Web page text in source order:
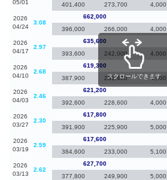
05/01
401,400
273,700 4,000
2026
04/24
3.08
662,000
396,000
266,000 4,000
2026
04/17
2.97
635,600
393,600
242,000 4,000
2026
04/10
2.68
619,300
387,900
231,400 4,000
2026
04/03
2.46
621,200
392,600
228,600 4,000
2026
03/27
2.30
617,800
391,900
225,900 5,000
2026
03/19
2.59
617,600
384,600
233,000 5,100
2026
03/13
2.62
627,700
377,800
249,900 5,000
スクロールできます